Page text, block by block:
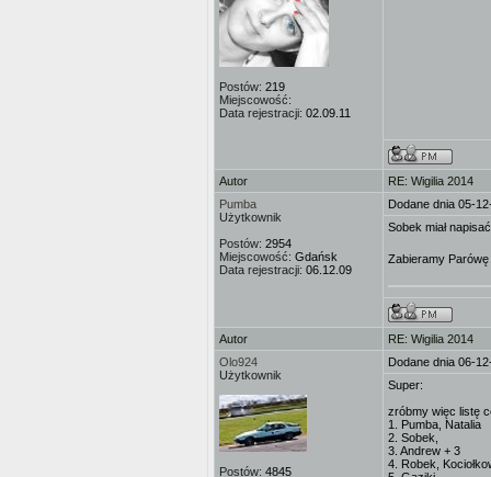
Postów: 219
Miejscowość:
Data rejestracji: 02.09.11
Autor
RE: Wigilia 2014
Pumba
Użytkownik
Postów: 2954
Miejscowość: Gdańsk
Data rejestracji: 06.12.09
Dodane dnia 05-
Sobek miał
Zabieramy
Autor
RE: Wigilia 2014
Olo924
Użytkownik
Postów: 4845
Dodane dnia 06-
Super:
zróbmy więc listę
1. Pumba, Natalia
2. Sobek,
3. Andrew + 3
4. Robek,